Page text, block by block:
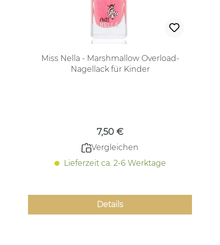
Miss Nella - Marshmallow Overload-
Nagellack für Kinder
7,50 €
Vergleichen
Lieferzeit ca. 2-6 Werktage
Details